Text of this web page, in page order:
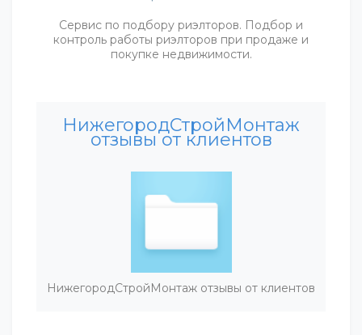
Сервис по подбору риэлторов. Подбор и
контроль работы риэлторов при продаже и
покупке недвижимости.
НижегородСтройМонтаж
отзывы от клиентов
НижегородСтройМонтаж отзывы от клиентов